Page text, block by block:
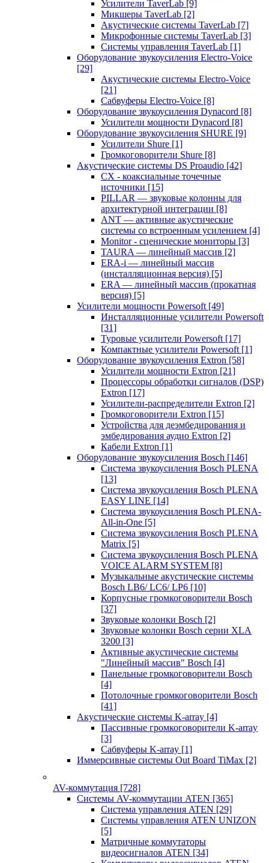
Усилители TaverLab [9]
Микшеры TaverLab [2]
Акустические системы TaverLab [7]
Микрофонные системы TaverLab [3]
Системы управления TaverLab [1]
Оборудование звукоусиления Electro-Voice
[29]
Акустические системы Electro-Voice
[21]
Сабвуферы Electro-Voice [8]
Оборудование звукоусиления Dynacord [8]
Усилители мощности Dynacord [8]
Оборудование звукоусиления SHURE [9]
Усилители Shure [1]
Громкоговорители Shure [8]
Акустические системы DS Proaudio [42]
CX - коаксиальные точечные
источники [15]
PILLAR — звуковые колонны для
архитектурной интеграции [8]
ANT — активные акустические
системы со встроенным усилением [4]
Monitor - сценические мониторы [3]
TAURA — линейный массив [2]
ERA-i — линейный массив
(инсталляционная версия) [5]
ERA — линейный массив (прокатная
версия) [5]
Усилители мощности Powersoft [49]
Инсталляционные усилители Powersoft
[31]
Туровые усилители Powersoft [17]
Компактные усилители Powersoft [1]
Оборудование звукоусиления Extron [58]
Усилители мощности Extron [21]
Процессоры обработки сигналов (DSP)
Extron [17]
Усилители-распределители Extron [2]
Громкоговорители Extron [15]
Устройства для деэмбедирования и
эмбедирования аудио Extron [2]
Кабели Extron [1]
Оборудование звукоусиления Bosch [146]
Система звукоусиления Bosch PLENA
[13]
Система звукоусиления Bosch PLENA
EASY LINE [14]
Система звукоусиления Bosch PLENA-
All-in-One [5]
Система звукоусиления Bosch PLENA
Matrix [5]
Система звукоусиления Bosch PLENA
VOICE ALARM SYSTEM [8]
Музыкальные акустические системы
Bosch LB6/ LC6/ LP6 [10]
Корпусные громкоговорители Bosch
[37]
Звуковые колонки Bosch [2]
Звуковые колонки Bosch серии XLA
3200 [3]
Активные акустические системы
"Линейный массив" Bosch [4]
Панельные громкоговорители Bosch
[4]
Потолочные громкоговорители Bosch
[41]
Акустические системы K-array [4]
Пассивные громкоговорители K-array
[3]
Сабвуферы K-array [1]
Иммерсивные системы Out Board TiMax [2]
AV-коммутация [728]
Системы AV-коммутации ATEN [365]
Система управления ATEN [29]
Системы управления ATEN UNIZON
[5]
Матричные коммутаторы
видеосигналов ATEN [34]